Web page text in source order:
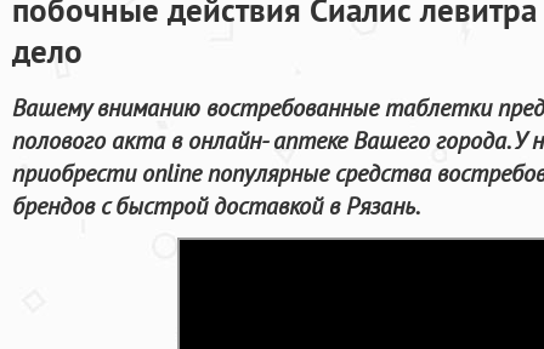
побочные действия Сиалис
дело
Вашему вниманию востребованные таблетки
полового акта в онлайн- аптеке Вашего города.
приобрести online популярные средства
брендов с быстрой доставкой в Рязань.